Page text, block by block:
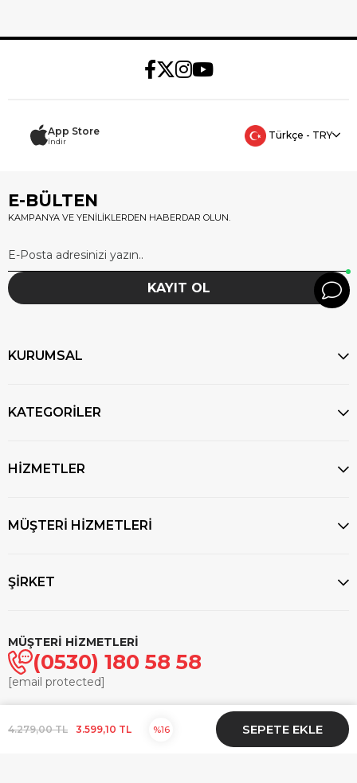
App Store
İndir
Türkçe - TRY
E-BÜLTEN
KAMPANYA VE YENİLİKLERDEN HABERDAR OLUN.
KAYIT OL
KURUMSAL
KATEGORİLER
HİZMETLER
MÜŞTERİ HİZMETLERİ
ŞİRKET
MÜŞTERİ HİZMETLERİ
(0530) 180 58 58
[email protected]
- Tüm hakları saklıdır.
4.279,00 TL 3.599,10 TL 16